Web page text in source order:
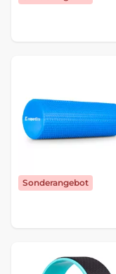
Sonderangebot